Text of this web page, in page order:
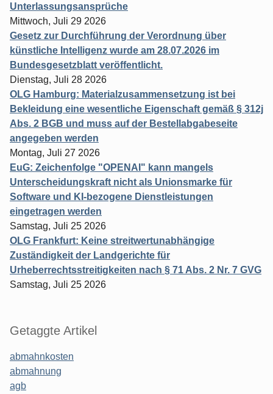
Unterlassungsansprüche
Mittwoch, Juli 29 2026
Gesetz zur Durchführung der Verordnung über
künstliche Intelligenz wurde am 28.07.2026 im
Bundesgesetzblatt veröffentlicht.
Dienstag, Juli 28 2026
OLG Hamburg: Materialzusammensetzung ist bei
Bekleidung eine wesentliche Eigenschaft gemäß § 312j
Abs. 2 BGB und muss auf der Bestellabgabeseite
angegeben werden
Montag, Juli 27 2026
EuG: Zeichenfolge "OPENAI" kann mangels
Unterscheidungskraft nicht als Unionsmarke für
Software und KI-bezogene Dienstleistungen
eingetragen werden
Samstag, Juli 25 2026
OLG Frankfurt: Keine streitwertunabhängige
Zuständigkeit der Landgerichte für
Urheberrechtsstreitigkeiten nach § 71 Abs. 2 Nr. 7 GVG
Samstag, Juli 25 2026
Getaggte Artikel
abmahnkosten
abmahnung
agb